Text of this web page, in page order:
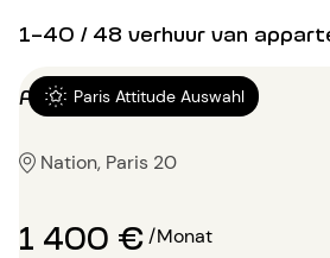
1-40 / 48 verhuur van
Paris Attitude Auswahl
Alkovenwohnung 17m²
Nation, Paris 20
1 400 €/Monat